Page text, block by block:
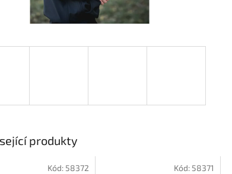
produkty
Kód: 58372 Kód: 58371